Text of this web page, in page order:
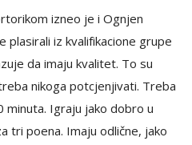
izneo je i Ognjen
plasirali iz kvalifikacione grupe
da imaju kvalitet. To su
nikoga potcjenjivati. Treba
minuta. Igraju jako dobro u
tri poena. Imaju odlične, jako